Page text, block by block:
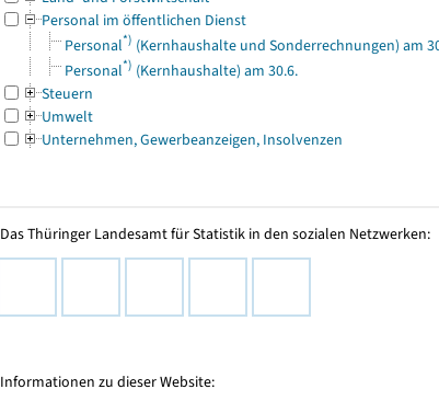
Personal im öffentlichen Dienst
Personal*) (Kernhaushalte und Sonderrechnungen) am
Personal*) (Kernhaushalte) am 30.6.
Steuern
Umwelt
Unternehmen, Gewerbeanzeigen, Insolvenzen
Das Thüringer Landesamt für Statistik in den sozialen Netzwerken:
Informationen zu dieser Website: